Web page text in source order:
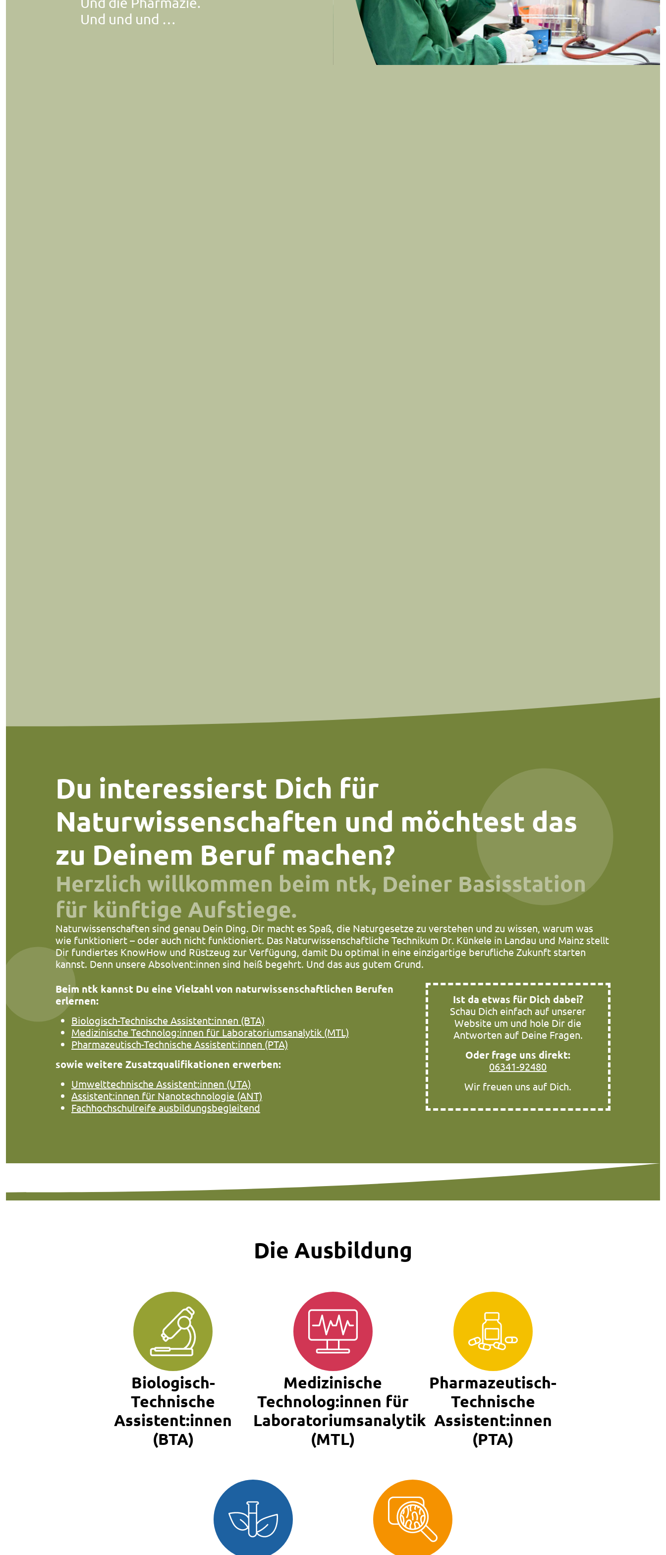
Und und und …
Du interessierst Dich für
Naturwissenschaften und möchtest das
zu Deinem Beruf machen?
Herzlich willkommen beim ntk, Deiner Basisstation
für künftige Aufstiege.
Naturwissenschaften sind genau Dein Ding. Dir macht es Spaß, die Naturgesetze zu verstehen und zu wissen, warum was
wie funktioniert – oder auch nicht funktioniert. Das Naturwissenschaftliche Technikum Dr. Künkele in Landau und Mainz stellt
Dir fundiertes KnowHow und Rüstzeug zur Verfügung, damit Du optimal in eine einzigartige berufliche Zukunft starten
kannst. Denn unsere Absolvent:innen sind heiß begehrt. Und das aus gutem Grund.
Beim ntk kannst Du eine Vielzahl von naturwissenschaftlichen Berufen
erlernen:
Biologisch-Technische Assistent:innen (BTA)
Medizinische Technolog:innen für Laboratoriumsanalytik (MTL)
Pharmazeutisch-Technische Assistent:innen (PTA)
sowie weitere Zusatzqualifikationen erwerben:
Umwelttechnische Assistent:innen (UTA)
Assistent:innen für Nanotechnologie (ANT)
Fachhochschulreife ausbildungsbegleitend
Ist da etwas für Dich dabei?
Schau Dich einfach auf unserer
Website um und hole Dir die
Antworten auf Deine Fragen.
Oder frage uns direkt:
06341-92480
Wir freuen uns auf Dich.
Die Ausbildung
Biologisch-
Technische
Assistent:innen
(BTA)
Medizinische
Technolog:innen für
Laboratoriumsanalytik
(MTL)
Pharmazeutisch-
Technische
Assistent:innen
(PTA)